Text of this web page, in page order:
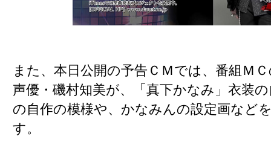
また、本日公開の予告ＣＭでは、 番組Ｍ
声優・磯村知美が、「真下かなみ」衣装
の自作の模様や、かなみんの設定画など
す。